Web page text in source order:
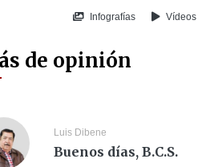
Infografías Vídeos
de opinión
Luis Dibene
Buenos días, B.C.S.